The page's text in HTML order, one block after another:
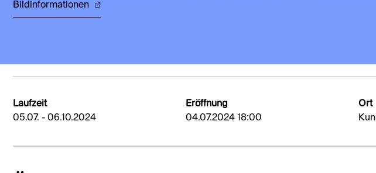
Bildinformationen
Laufzeit
05.07. - 06.10.2024
Eröffnung
04.07.2024 18:00
Ort